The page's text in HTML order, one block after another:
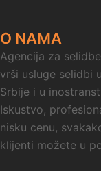
O NAMA
Agencija za selidbe
vrši usluge selidbi
Srbije i u
Iskustvo,
nisku cenu,
klijenti možete u